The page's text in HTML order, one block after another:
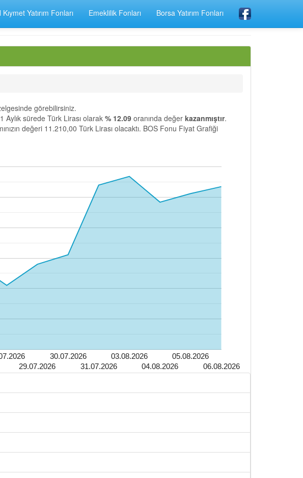
Yatırım Fonları Emeklilik Fonları Borsa Yatırım Fonları
görebilirsiniz.
Aylık sürede Türk Lirası olarak % 12.09 oranında değer kazanmıştır.
değeri 11.210,00 Türk Lirası olacaktı. BOS Fonu Fiyat Grafiği
29.07.2026
30.07.2026
31.07.2026
03.08.2026
04.08.2026
05.08.2026
06.08.2026